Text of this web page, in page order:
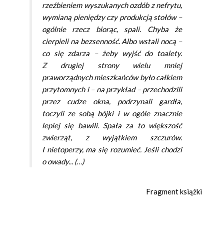
rzeźbieniem wyszukanych ozdób z nefrytu,
wymianą pieniędzy czy produkcją stołów –
ogólnie rzecz biorąc, spali. Chyba że
cierpieli na bezsenność. Albo wstali nocą –
co się zdarza – żeby wyjść do toalety.
Z drugiej strony wielu mniej
praworządnych mieszkańców było całkiem
przytomnych i – na przykład – przechodzili
przez cudze okna, podrzynali gardła,
toczyli ze sobą bójki i w ogóle znacznie
lepiej się bawili. Spała za to większość
zwierząt, z wyjątkiem szczurów.
I nietoperzy, ma się rozumieć. Jeśli chodzi
o owady... (…)
Fragment książki